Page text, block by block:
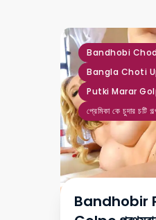
Bandhobi
Bangla Choti
Putki Marar
প্রেমিকা কে চুদার চটি
Bandhobir